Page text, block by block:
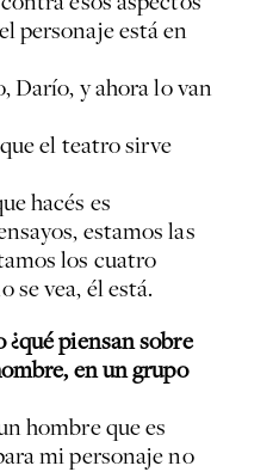
personaje está en
Darío, y ahora lo van
el teatro sirve
hacés es
estamos las
los cuatro
se vea, él está.
piensan sobre
en un grupo
hombre que es
mi personaje no